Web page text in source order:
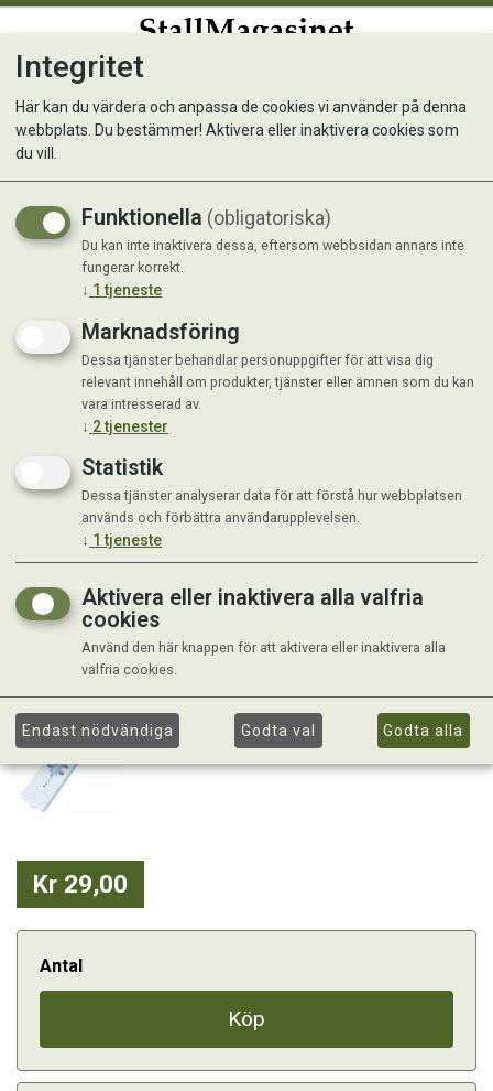
TERMOMETER Inne/Ute
Kr 29,00
Antal
Köp
Integritet
Här kan du värdera och anpassa de cookies vi använder på denna
webbplats. Du bestämmer! Aktivera eller inaktivera cookies som
du vill.
Funktionella (obligatoriska)
Du kan inte inaktivera dessa, eftersom webbsidan annars inte
fungerar korrekt.
↓ 1 tjeneste
Marknadsföring
Dessa tjänster behandlar personuppgifter för att visa dig
relevant innehåll om produkter, tjänster eller ämnen som du kan
vara intresserad av.
↓ 2tjenester
Statistik
Dessa tjänster analyserar data för att förstå hur webbplatsen
används och förbättra användarupplevelsen.
↓ 1 tjeneste
Aktivera eller inaktivera alla valfria
cookies
Använd den här knappen för att aktivera eller inaktivera alla
valfria cookies.
Endast nödvändiga Godta val Godta alla